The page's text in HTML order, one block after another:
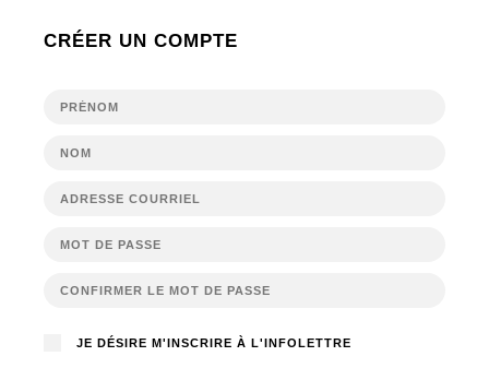
CRÉER UN COMPTE
JE DÉSIRE M'INSCRIRE À L'INFOLETTRE